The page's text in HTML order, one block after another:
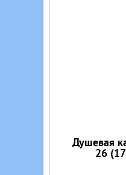
Душевая
26